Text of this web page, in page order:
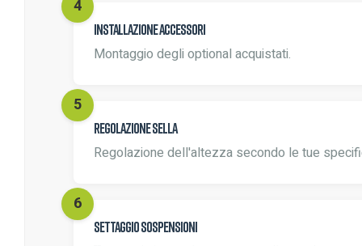
Installazione accessori
Montaggio degli optional acquistati.
Regolazione sella
Regolazione dell'altezza secondo le tue
Settaggio sospensioni